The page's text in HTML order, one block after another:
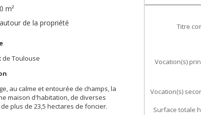
m²
de la propriété
de Toulouse
au calme et entourée de champs, la
maison d'habitation, de diverses
plus de 23,5 hectares de foncier.
Titre
Vocation(s)
Vocation(s)
Surface totale